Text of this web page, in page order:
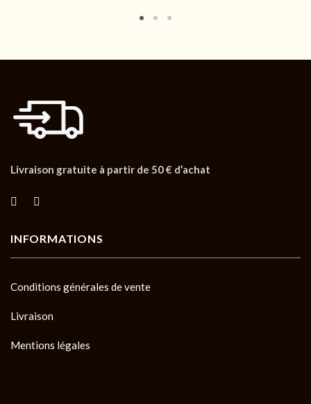
Livraison gratuite à partir de 50 € d’achat
INFORMATIONS
Conditions générales de vente
Livraison
Mentions légales